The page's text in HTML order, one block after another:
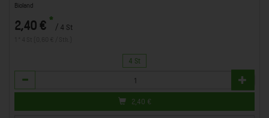
Bioland
2,40 € * / 4 St
4 St
Anzahl
2,40 €